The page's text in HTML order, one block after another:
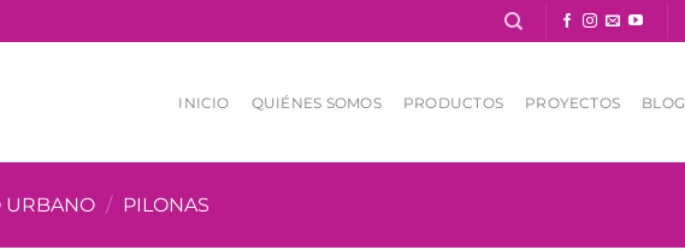
INICIO QUIÉNES SOMOS PRODUCTOS PROYECTOS BLOG
URBANO / PILONAS